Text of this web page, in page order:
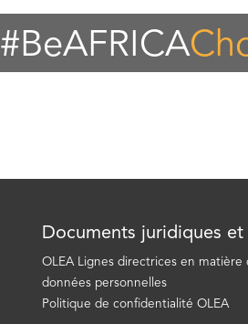
#BeAFRICA
Documents juridiques
OLEA Lignes directrices en
données personnelles
Politique de confidentialité OLEA